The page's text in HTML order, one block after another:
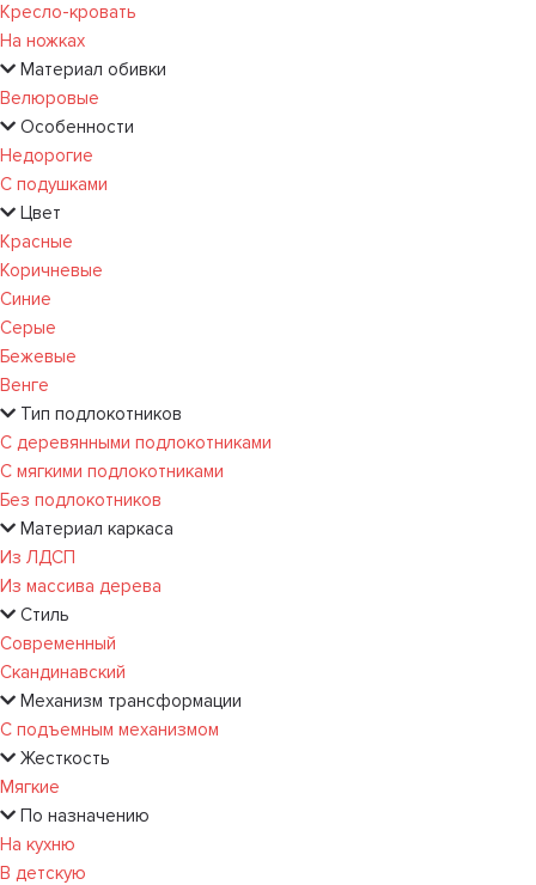
Кресло-кровать
На ножках
Материал обивки
Велюровые
Особенности
Недорогие
С подушками
Цвет
Красные
Коричневые
Синие
Серые
Бежевые
Венге
Тип подлокотников
С деревянными подлокотниками
С мягкими подлокотниками
Без подлокотников
Материал каркаса
Из ЛДСП
Из массива дерева
Стиль
Современный
Скандинавский
Механизм трансформации
С подъемным механизмом
Жесткость
Мягкие
По назначению
На кухню
В детскую